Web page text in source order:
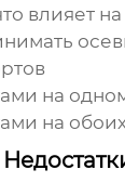
влияет
на
на